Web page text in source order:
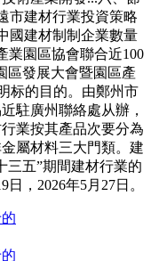
市建材行業投資策略
國建材制制企業數量
業園區協會聯合近100
區發展大會暨園區產
标的目的。由鄭州市
駐廣州聯絡處从辦，
業按其產品次要分為
屬材料三大門類。建
三五”期間建材行業的
，2026年5月27日。